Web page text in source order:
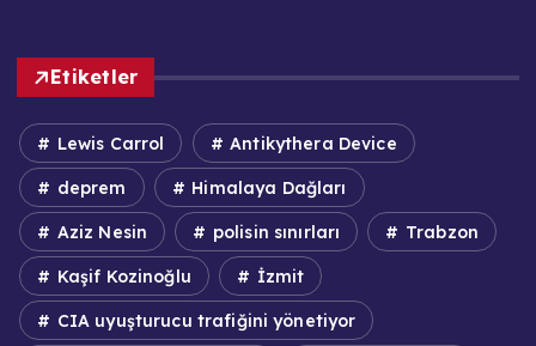
Etiketler
Lewis Carrol Antikythera Device
deprem Himalaya Dağları
Aziz Nesin polisin sınırları Trabzon
Kaşif Kozinoğlu İzmit
CIA uyuşturucu trafiğini yönetiyor